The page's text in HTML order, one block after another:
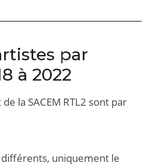
par
à 2022
la SACEM RTL2 sont par
uniquement le